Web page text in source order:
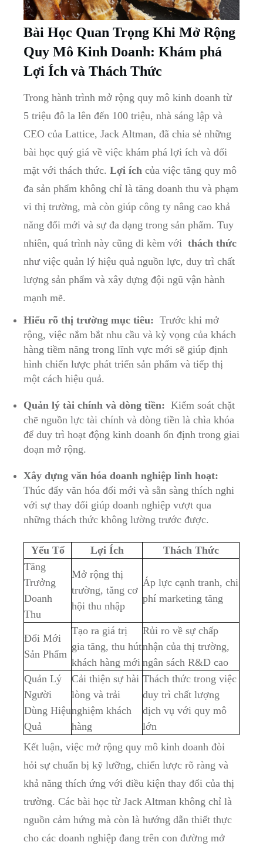
Bài Học⁣ Quan⁤ Trọng Khi Mở Rộng
Quy Mô⁢ Kinh‌ Doanh: Khám phá⁤
Lợi Ích⁤ và Thách⁣ Thức
Trong ​hành trình mở ​rộng⁢ quy mô kinh​ doanh từ
5‌ triệu đô‍ la⁣ lên ‍đến 100 triệu, ​nhà sáng ‍lập ⁢và
‌CEO của Lattice, ⁣Jack⁤ Altman, đã ‌chia sẻ‍ những
bài học ‌quý ⁣giá về việc khám phá lợi ích và đối
mặt với ​thách thức.⁣ Lợi ích của việc tăng quy mô
đa sản ‌phẩm không chỉ là tăng doanh ⁣thu và phạm
vi thị trường, mà còn ⁢giúp ​công ty nâng ‌cao khả
năng⁢ đổi⁢ mới và ⁤sự‍ đa‍ dạng trong ⁤sản ‌phẩm. Tuy
nhiên, quá trình⁢ này cũng đi kèm với ​ thách thức
như⁤ việc quản lý hiệu quả nguồn lực, duy ​trì chất
lượng sản phẩm và xây⁤ dựng đội ‌ngũ vận hành
mạnh mẽ.
Hiểu⁤ rõ thị trường mục tiêu: ⁢ Trước khi mở
‌rộng,‍ việc nắm bắt ⁢nhu ⁢cầu⁤ và kỳ vọng của‌ khách
hàng tiềm⁣ năng trong lĩnh ‌vực mới sẽ‌ giúp định
hình ⁤chiến lược phát triển sản phẩm và tiếp thị
một cách hiệu quả.
Quản lý tài ⁤chính ⁤và dòng tiền: ⁤ Kiểm soát ‍chặt​
chẽ nguồn⁤ lực ⁣tài chính và dòng ⁣tiền là chìa khóa
để duy trì hoạt động ‍kinh‍ doanh ổn định⁢ trong giai
đoạn mở rộng.
Xây dựng văn hóa doanh nghiệp linh hoạt:
Thúc đẩy văn ⁣hóa đổi ⁢mới và​ sẵn ⁢sàng thích nghi
với sự thay đổi⁣ giúp doanh​ nghiệp vượt qua
những thách ⁣thức ‌không lường trước được.
Yếu ‌Tố Lợi Ích
Thách Thức
Tăng
Trưởng
Doanh‌
Thu
Mở rộng thị‍
trường, tăng ‍cơ‌
hội thu nhập
Áp lực cạnh tranh, chi
phí marketing tăng
Đổi Mới
⁢Sản Phẩm
Tạo ra⁢ giá trị⁢
gia tăng, thu hút​
khách hàng mới
Rủi⁤ ro về sự‌ chấp
nhận của thị ‌trường,
ngân sách R&D ⁣cao
Quản Lý
Người
‌Dùng ⁢Hiệu
‌Quả
Cải thiện sự hài
lòng và trải
nghiệm khách
hàng
Thách thức trong việc
⁤duy trì‍ chất lượng
⁣dịch vụ với quy mô
lớn
Kết ‍luận,⁢ việc mở rộng quy mô kinh doanh​ đòi
hỏi sự chuẩn bị kỹ lưỡng, chiến lược rõ ràng ⁤và
khả năng thích ​ứng với điều kiện thay đổi ‍của thị
trường. Các ⁢bài học từ Jack Altman không chỉ là
nguồn‌ cảm ⁣hứng mà còn ⁤là hướng dẫn thiết thực
cho⁢ các doanh nghiệp đang trên con đường mở‌